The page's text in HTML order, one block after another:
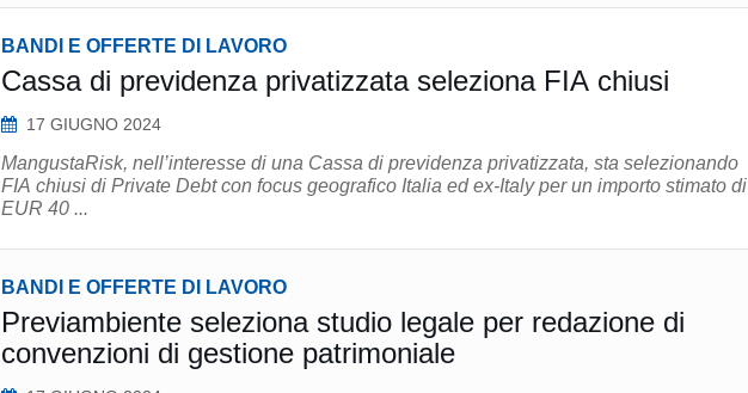
BANDI E OFFERTE DI LAVORO
Cassa di previdenza privatizzata seleziona FIA chiusi
17 GIUGNO 2024
MangustaRisk, nell’interesse di una Cassa di previdenza privatizzata, sta selezionando
FIA chiusi di Private Debt con focus geografico Italia ed ex-Italy per un importo stimato di
EUR 40 ...
BANDI E OFFERTE DI LAVORO
Previambiente seleziona studio legale per redazione di
convenzioni di gestione patrimoniale